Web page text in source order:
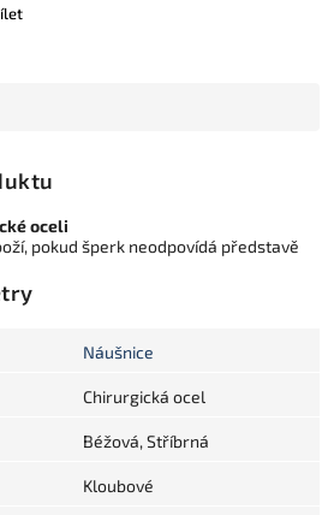
oceli
pokud šperk neodpovídá představě
Náušnice
Chirurgická ocel
Béžová, Stříbrná
Kloubové